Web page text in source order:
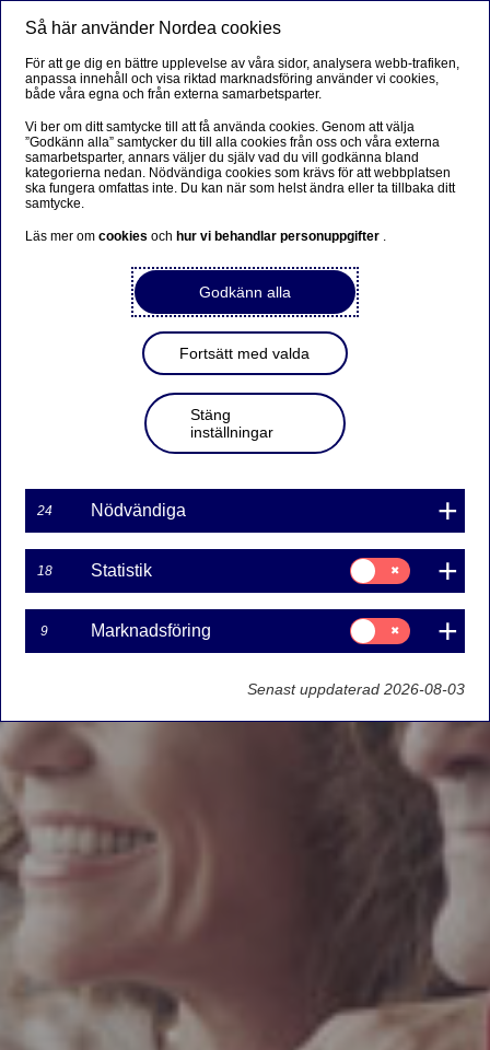
Så här använder Nordea cookies
För att ge dig en bättre upplevelse av våra sidor, analysera webb-trafiken,
anpassa innehåll och visa riktad marknadsföring använder vi cookies,
både våra egna och från externa samarbetsparter.
Vi ber om ditt samtycke till att få använda cookies. Genom att välja
”Godkänn alla” samtycker du till alla cookies från oss och våra externa
samarbetsparter, annars väljer du själv vad du vill godkänna bland
kategorierna nedan. Nödvändiga cookies som krävs för att webbplatsen
ska fungera omfattas inte. Du kan när som helst ändra eller ta tillbaka ditt
samtycke.
Läs mer omcookiesoch hur vi behandlar personuppgifter .
Godkänn alla
Fortsätt med valda
Stäng
inställningar
24 Nödvändiga
18 Statistik
Samtycke
för:
Statistik
9 Marknadsföring
Samtycke
för:
Marknadsföring
Senast uppdaterad 2026-08-03